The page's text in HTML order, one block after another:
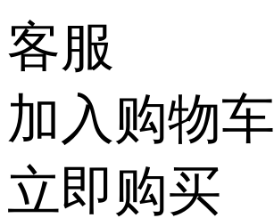
客服
加入购物车
立即购买